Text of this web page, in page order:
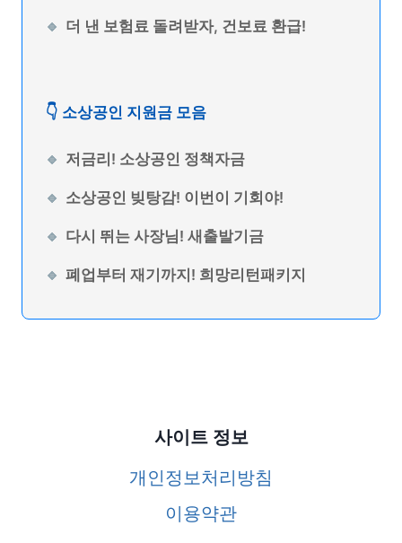
더 낸 보험료 돌려받자, 건보료 환급!
👇 소상공인 지원금 모음
저금리! 소상공인 정책자금
소상공인 빚탕감! 이번이 기회야!
다시 뛰는 사장님! 새출발기금
폐업부터 재기까지! 희망리턴패키지
사이트 정보
개인정보처리방침
이용약관